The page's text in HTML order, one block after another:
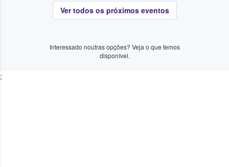
Ver todos os próximos eventos
Interessado noutras opções? Veja o que temos
disponível.
;